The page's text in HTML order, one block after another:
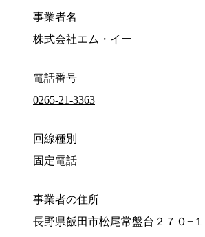
事業者名
株式会社エム・イー
電話番号
0265-21-3363
回線種別
固定電話
事業者の住所
長野県飯田市松尾常盤台２７０−１